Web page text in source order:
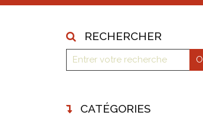
RECHERCHER
CATÉGORIES